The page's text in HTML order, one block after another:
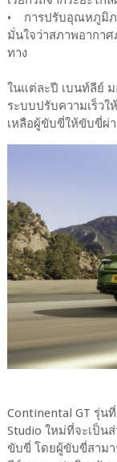
• การปรับอุณหภูมิภา
มั่นใจว่าสภาพอากา
ทาง
ในแต่ละปี เบนท์ลีย์
ระบบปรับความเร็ว
เหลือผู้ขับขี่ให้ขับขี่ผ่
Continental GT รุ่น
Studio ใหม่ที่จะเป็น
ขับขี่ โดยผู้ขับขี่สามา